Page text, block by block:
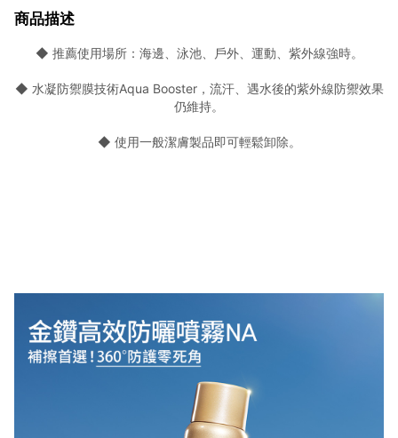
商品描述
◆ 推薦使用場所：海邊、泳池、戶外、運動、紫外線強時。
◆ 水凝防禦膜技術Aqua Booster，流汗、遇水後的紫外線防禦效果
仍維持。
◆ 使用一般潔膚製品即可輕鬆卸除。